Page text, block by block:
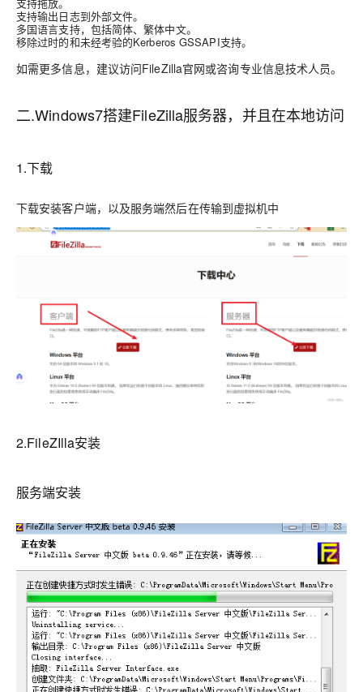
支持输出日志到外部文件。
多国语言支持，包括简体、繁体中文。
移除过时的和未经考验的Kerberos GSSAPI支持。
如需更多信息，建议访问FileZilla官网或咨询专业信息技术人员。
二.Windows7搭建FileZilla服务器，并且在本地访问
1.下载
下载安装客户端，以及服务端然后在传输到虚拟机中
2.FileZIlla安装
服务端安装